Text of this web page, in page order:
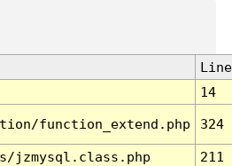
Line
14
function_extend.php 324
jzmysql.class.php
211